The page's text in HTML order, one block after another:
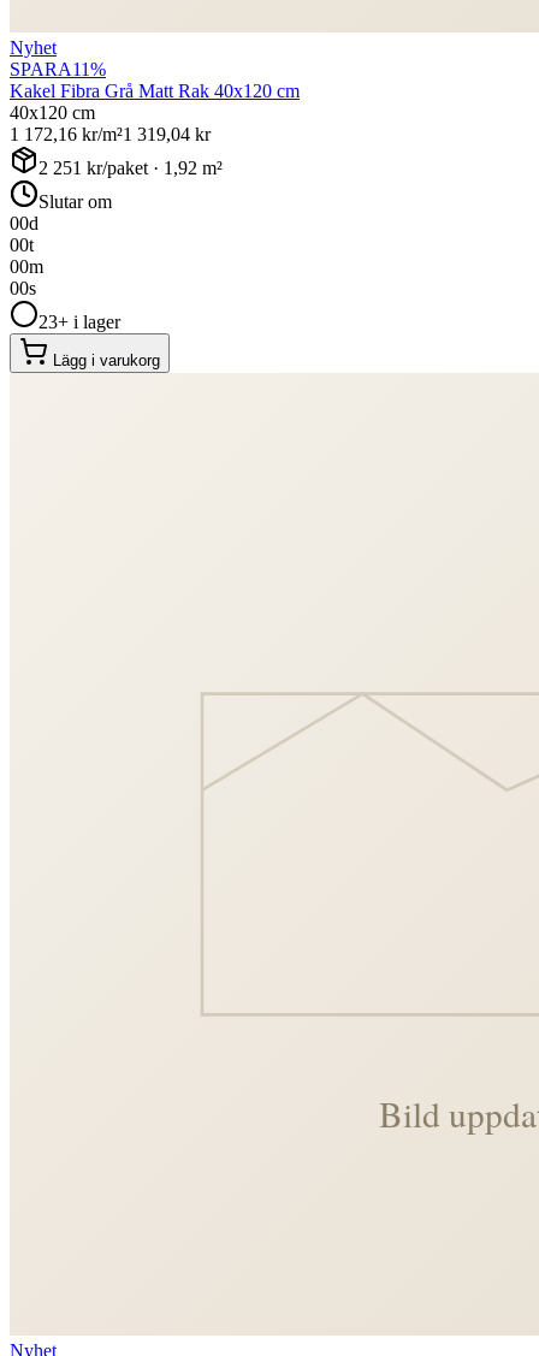
Nyhet
SPARA11%
Kakel Fibra Grå Matt Rak 40x120 cm
40x120 cm
1 172,16 kr/m²1 319,04 kr
2 251 kr/paket · 1,92 m²
Slutar om
00d
00t
00m
00s
23+ i lager
Lägg i varukorg
Nyhet